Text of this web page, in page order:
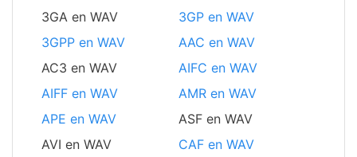
3GA en WAV
3GP en WAV
3GPP en WAV
AAC en WAV
AC3 en WAV
AIFC en WAV
AIFF en WAV
AMR en WAV
APE en WAV
ASF en WAV
AVI en WAV
CAF en WAV